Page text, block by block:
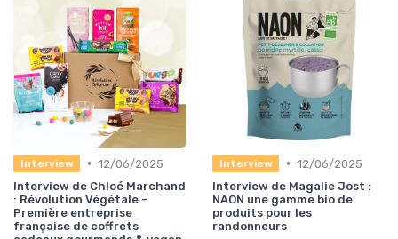
Interview • 12/06/2025
Interview de Chloé Marchand
: Révolution Végétale -
Première entreprise
française de coffrets
Interview • 12/06/2025
Interview de Magalie Jost :
NAON une gamme bio de
produits pour les
randonneurs